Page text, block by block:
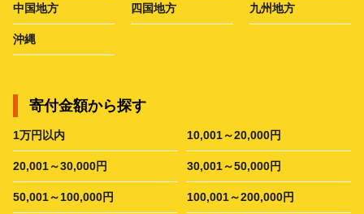
中国地方 四国地方 九州地方
沖縄
寄付金額から探す
1万円以内 10,001～20,000円
20,001～30,000円 30,001～50,000円
50,001～100,000円 100,001～200,000円